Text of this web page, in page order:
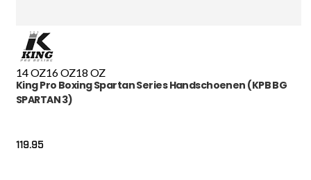
14 OZ16 OZ18 OZ
King Pro Boxing Spartan Series Handschoenen (KPB BG
SPARTAN 3)
119.95